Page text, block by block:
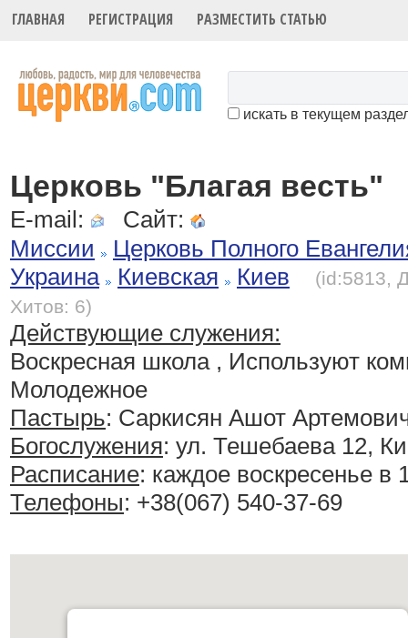
ГЛАВНАЯ РЕГИСТРАЦИЯ РАЗМЕСТИТЬ СТАТЬЮ
искать в текущем
Церковь "Благая весть"
E-mail:
Сайт:
Миссии
Церковь Полного
Украина
Киевская Киев
(id:5813,
Хитов: 6)
Действующие служения:
Воскресная школа , Используют
Молодежное
Пастырь: Саркисян Ашот
Богослужения: ул. Тешебаева 12,
Расписание: каждое воскресенье в
Телефоны: +38(067) 540-37-69